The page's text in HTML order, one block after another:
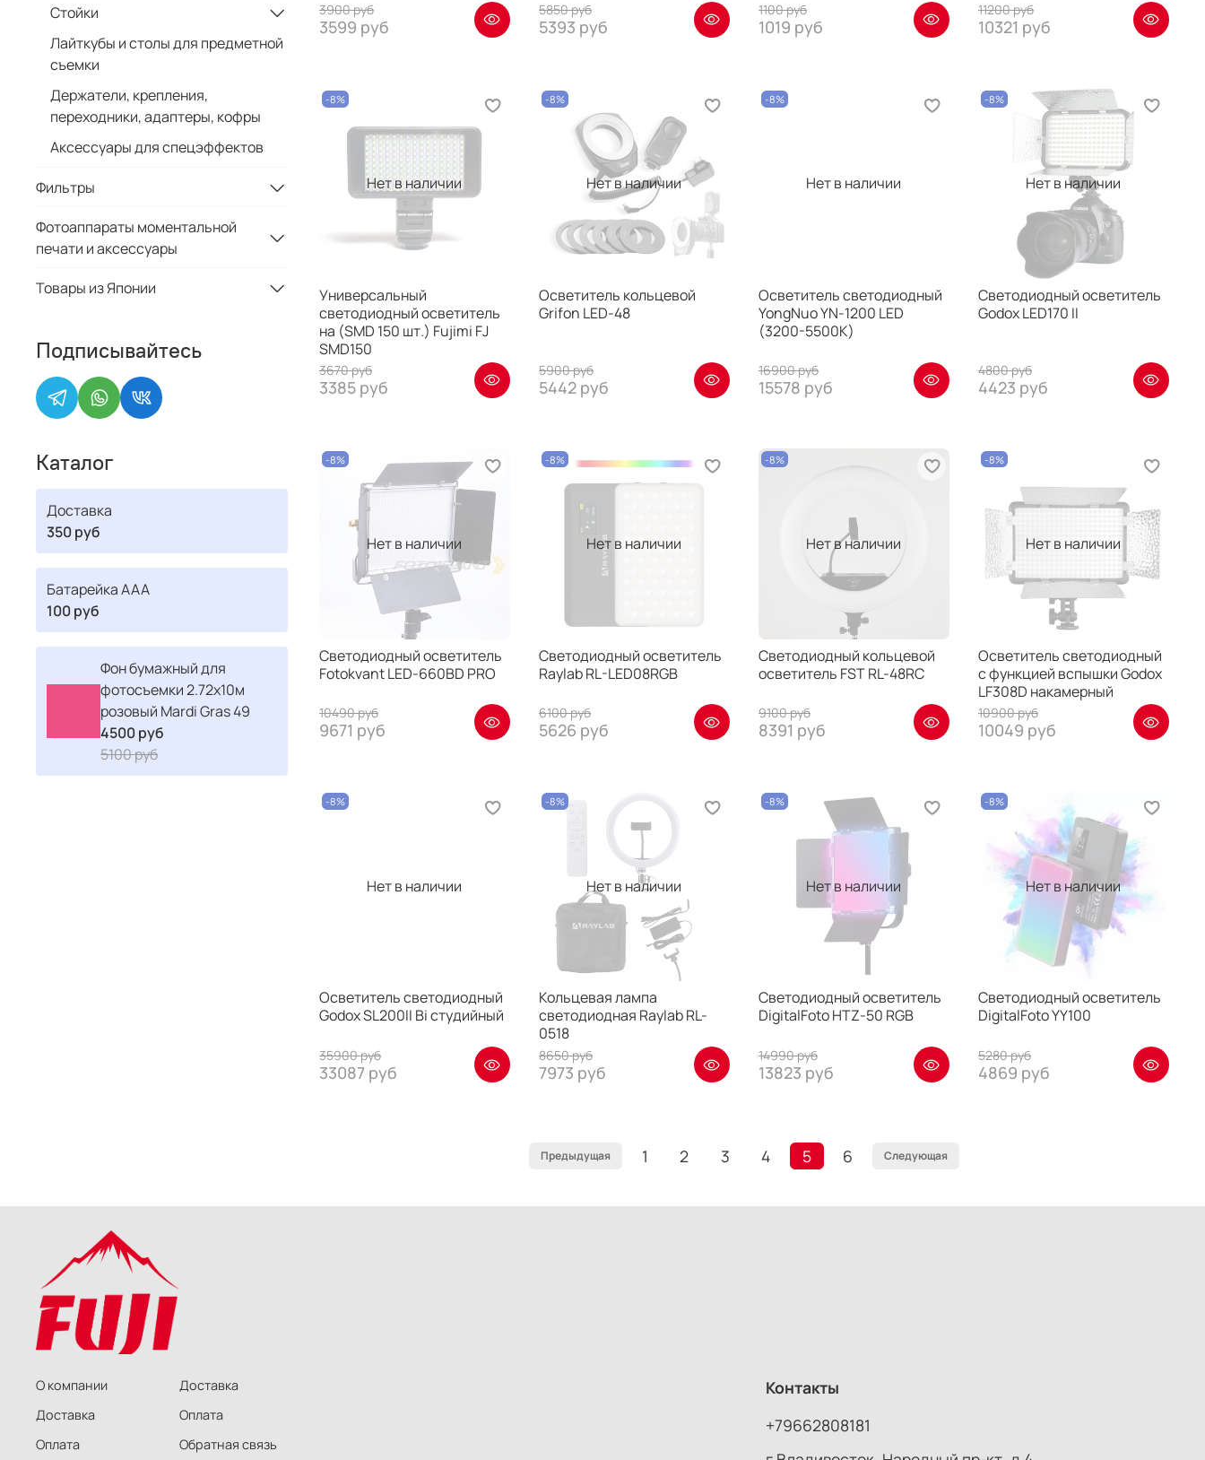
3900 руб
3599 руб
5850 руб
5393 руб
1100 руб
1019 руб
11200 руб
10321 руб
Нет в наличии
-8%
Универсальный
светодиодный осветитель
на (SMD 150 шт.) Fujimi FJ
SMD150
3670 руб
3385 руб
Нет в наличии
-8%
Осветитель кольцевой
Grifon LED-48
5900 руб
5442 руб
Нет в наличии
-8%
Осветитель светодиодный
YongNuo YN-1200 LED
(3200-5500K)
16900 руб
15578 руб
Нет в наличии
-8%
Светодиодный осветитель
Godox LED170 II
4800 руб
4423 руб
Нет в наличии
-8%
Светодиодный осветитель
Fotokvant LED-660BD PRO
10490 руб
9671 руб
Нет в наличии
-8%
Светодиодный осветитель
Raylab RL-LED08RGB
6100 руб
5626 руб
Нет в наличии
-8%
Светодиодный кольцевой
осветитель FST RL-48RC
9100 руб
8391 руб
Нет в наличии
-8%
Осветитель светодиодный
с функцией вспышки Godox
LF308D накамерный
10900 руб
10049 руб
Нет в наличии
-8%
Осветитель светодиодный
Godox SL200II Bi студийный
35900 руб
33087 руб
Нет в наличии
-8%
Кольцевая лампа
светодиодная Raylab RL-
0518
8650 руб
7973 руб
Нет в наличии
-8%
Светодиодный осветитель
DigitalFoto HTZ-50 RGB
14990 руб
13823 руб
Нет в наличии
-8%
Светодиодный осветитель
DigitalFoto YY100
5280 руб
4869 руб
Предыдущая 1 2 3 4 5 6 Следующая
Стойки
Лайткубы и столы для предметной
съемки
Держатели, крепления,
переходники, адаптеры, кофры
Аксессуары для спецэффектов
Фильтры
Фотоаппараты моментальной
печати и аксессуары
Товары из Японии
Подписывайтесь
Каталог
Доставка
350 руб
Батарейка ААА
100 руб
Фон бумажный для
фотосъемки 2.72x10м
розовый Mardi Gras 49
4500 руб
5100 руб
О компании
Доставка
Оплата
Доставка
Оплата
Обратная связь
Контакты
+79662808181